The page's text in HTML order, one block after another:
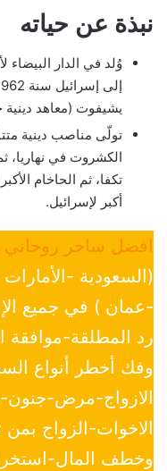
نبذة عن حياته
وُلد في الدار البيضاء
يشيفوت (معاهد دينية
تولّى مناصب دينية
الكشروت في نهاريا،
أكبر لإسرائيل.
افضل ساحر روحاني
(السعودية -
-عمان ) في جميع
رد المطلقة-موافقة
وفك أخطر أنواع
الازواج-مرض-
الاخوات-الزواج
وخطف المال-